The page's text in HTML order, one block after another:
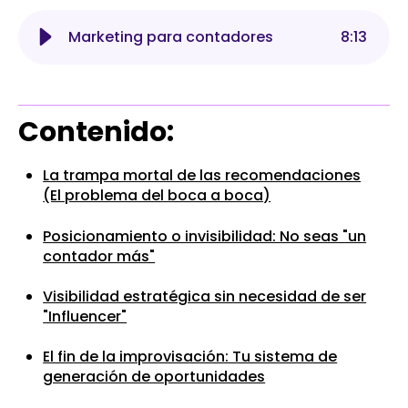
Marketing para contadores 8:13
Contenido:
La trampa mortal de las recomendaciones
(El problema del boca a boca)
Posicionamiento o invisibilidad: No seas "un
contador más"
Visibilidad estratégica sin necesidad de ser
"Influencer"
El fin de la improvisación: Tu sistema de
generación de oportunidades